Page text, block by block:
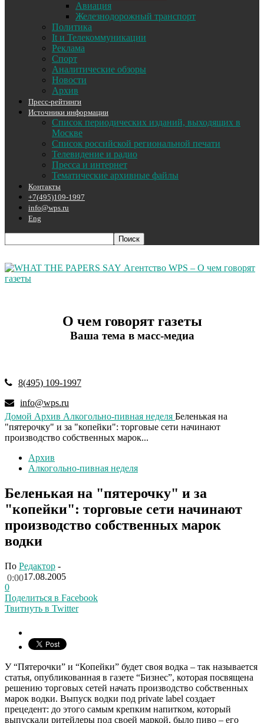
Авиация
Железнодорожный транспорт
Политика
It и Телекоммуникации
Реклама
Спорт
Аналитические обзоры
Новости
Архив
Пресс-рейтинги
Источники информации
Список периодических изданий, выходящих в
Москве
Список российской региональной печати
Телевидение и радио
Пресса и интернет
Тематические архивные файлы
Контакты
+7(495)109-1997
info@wps.ru
Eng
Агентство WPS – О чем говорят
газеты
О чем говорят газеты
Ваша тема в масс-медиа
8(495) 109-1997
info@wps.ru
Домой Архив Алкогольно-пивная неделя Беленькая на
"пятерочку" и за "копейки": торговые сети начинают
производство собственных марок...
Архив
Алкогольно-пивная неделя
Беленькая на "пятерочку" и за
"копейки": торговые сети начинают
производство собственных марок
водки
По Редактор -
17.08.2005
0:00
0
Поделиться в Facebook
Твитнуть в Twitter
У “Пятерочки” и “Копейки” будет своя водка – так называется
статья, опубликованная в газете “Бизнес”, которая посвящена
решению торговых сетей начать производство собственных
марок водки. Выпуск водки под private label создает
прецедент: до этого самым крепким напитком, который
выпускали ритейлеры под своей маркой, было пиво – его